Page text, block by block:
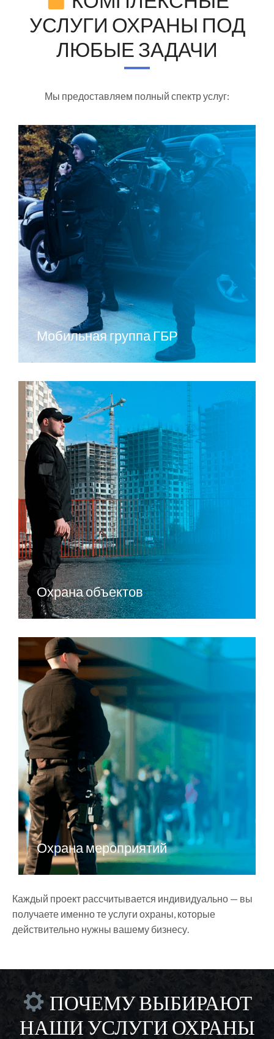
УСЛУГИ ОХРАНЫ ПОД
ЛЮБЫЕ ЗАДАЧИ
Мы предоставляем полный спектр услуг:
Мобильная группа ГБР
Охрана объектов
Охрана мероприятий
Каждый проект рассчитывается индивидуально — вы
получаете именно те услуги охраны, которые
действительно нужны вашему бизнесу.
ПОЧЕМУ ВЫБИРАЮТ
НАШИ УСЛУГИ ОХРАНЫ